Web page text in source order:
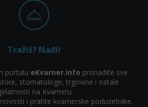
Tražiš? Nađi!
portalu eKvarner.info pronađite sve
stomatologe, trgovine i ostale
na Kvarneru.
i pratite kvarnerske poduzetnike.